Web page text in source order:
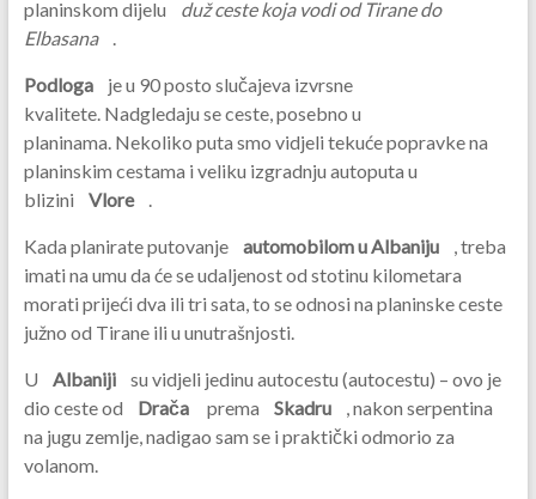
planinskom dijelu duž ceste koja vodi od Tirane do
Elbasana.
Podlogaje u 90 posto slučajeva izvrsne
kvalitete. Nadgledaju se ceste, posebno u
planinama. Nekoliko puta smo vidjeli tekuće popravke na
planinskim cestama i veliku izgradnju autoputa u
blizini Vlore.
Kada planirate putovanje automobilom u Albaniju, treba
imati na umu da će se udaljenost od stotinu kilometara
morati prijeći dva ili tri sata, to se odnosi na planinske ceste
južno od Tirane ili u unutrašnjosti.
U Albanijisu vidjeli jedinu autocestu (autocestu) – ovo je
dio ceste od Drača prema Skadru, nakon serpentina
na jugu zemlje, nadigao sam se i praktički odmorio za
volanom.